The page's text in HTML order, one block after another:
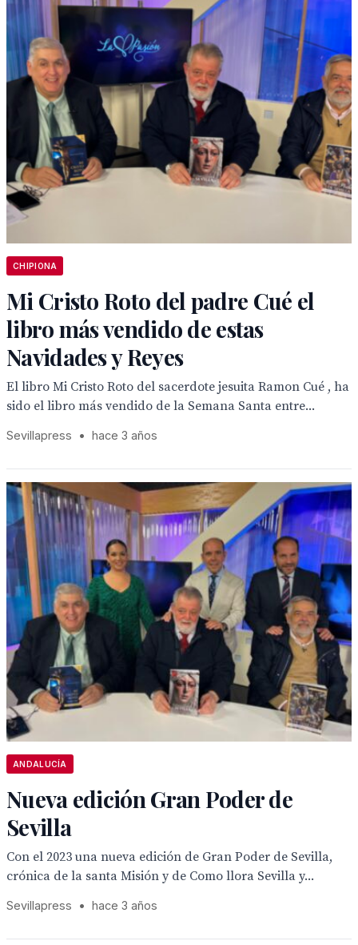
CHIPIONA
Mi Cristo Roto del padre Cué el
libro más vendido de estas
Navidades y Reyes
El libro Mi Cristo Roto del sacerdote jesuita Ramon Cué , ha
sido el libro más vendido de la Semana Santa entre...
Sevillapress • hace 3 años
ANDALUCÍA
Nueva edición Gran Poder de
Sevilla
Con el 2023 una nueva edición de Gran Poder de Sevilla,
crónica de la santa Misión y de Como llora Sevilla y...
Sevillapress • hace 3 años